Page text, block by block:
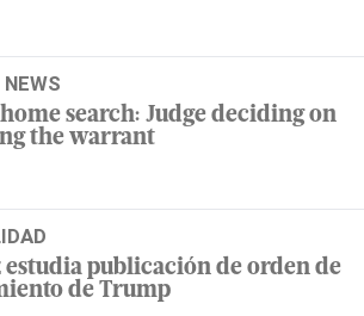
search: Judge deciding on
the warrant
estudia publicación de orden de
de Trump